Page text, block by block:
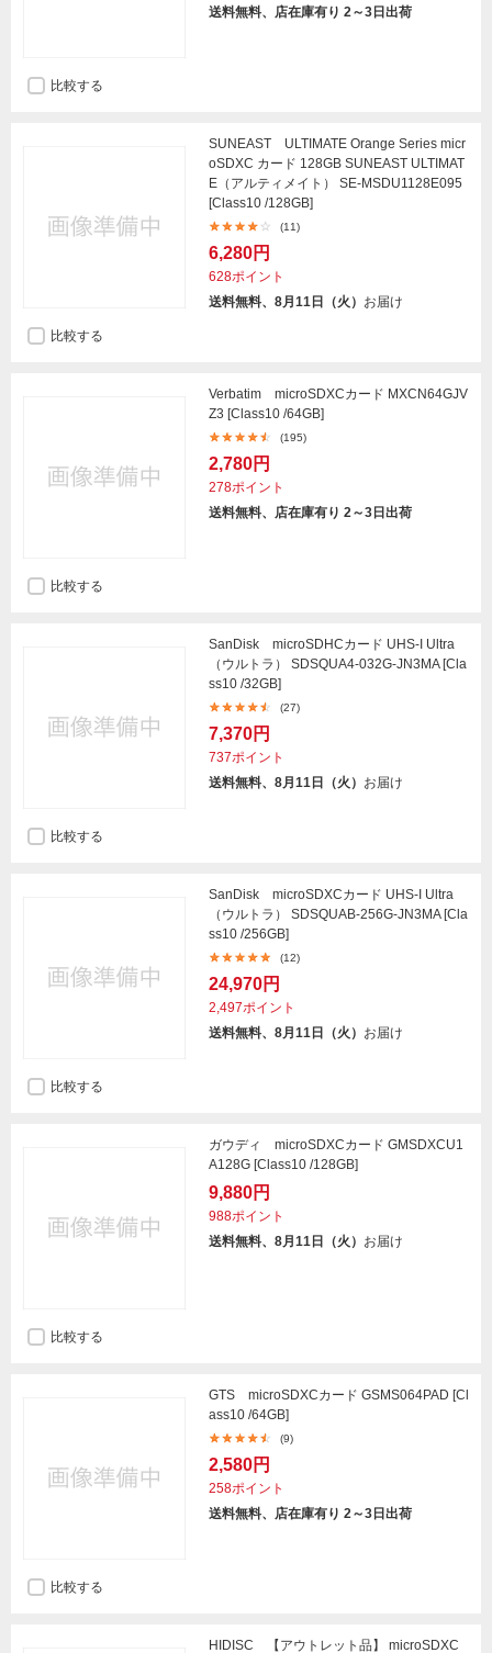
送料無料、店在庫有り 2～3日出荷
比較する
SUNEAST ULTIMATE Orange Series micr
oSDXC カード 128GB SUNEAST ULTIMAT
E（アルティメイト） SE-MSDU1128E095
[Class10 /128GB]
(11)
6,280円
628ポイント
送料無料、8月11日（火） お届け
比較する
Verbatim microSDXCカード MXCN64GJV
Z3 [Class10 /64GB]
(195)
2,780円
278ポイント
送料無料、店在庫有り 2～3日出荷
比較する
SanDisk microSDHCカード UHS-I Ultra
（ウルトラ） SDSQUA4-032G-JN3MA [Cla
ss10 /32GB]
(27)
7,370円
737ポイント
送料無料、8月11日（火） お届け
比較する
SanDisk microSDXCカード UHS-I Ultra
（ウルトラ） SDSQUAB-256G-JN3MA [Cla
ss10 /256GB]
(12)
24,970円
2,497ポイント
送料無料、8月11日（火） お届け
比較する
ガウディ microSDXCカード GMSDXCU1
A128G [Class10 /128GB]
9,880円
988ポイント
送料無料、8月11日（火） お届け
比較する
GTS microSDXCカード GSMS064PAD [Cl
ass10 /64GB]
(9)
2,580円
258ポイント
送料無料、店在庫有り 2～3日出荷
比較する
HIDISC 【アウトレット品】 microSDXC